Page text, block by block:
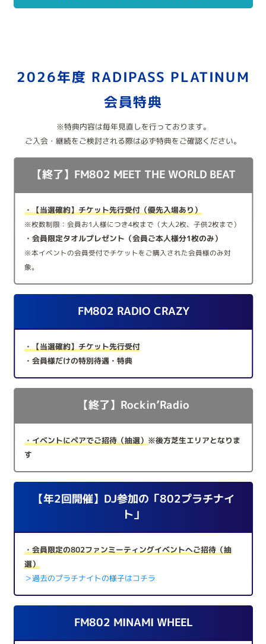
2026年度 RADIPASS PLATINUM
会員特典
※特典内容は毎年見直しを行っております。
ご入会・継続をご検討される際は必ず特典をご確認ください。
【終了】FM802 MEET THE WORLD BEAT
・【当選確約】チケット先行受付（優先入場あり）
※枚数制限：会員お1人様につき4枚まで（大人2枚、子供2枚まで）
・会員限定タオルプレゼント（会員ご本人様分1枚のみ）
※本イベントの会員受付でチケットをご購入された会員様のみ対
象。
FM802 RADIO CRAZY
・【当選確約】チケット先行受付
・会員様だけの特別待遇・特典
【終了】Rockin’Radio
・イベントにペアでご招待（抽選） ※後方芝生エリアとなりま
す
【年2回開催】DJ参加の「802プラチナイ
ト」
・会員限定の802ファンミーティングイベントへご招待（抽
選）
＞過去のプラチナイトの様子はコチラ
FM802 MINAMI WHEEL